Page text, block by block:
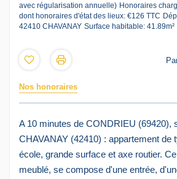
avec régularisation annuelle) Honoraires
dont honoraires d'état des lieux: €126 TTC
42410 CHAVANAY Surface habitable: 41.89m²
Nos honoraires
A 10 minutes de CONDRIEU (69420),
CHAVANAY (42410) : appartement de
école, grande surface et axe routier.
meublé, se compose d'une entrée,